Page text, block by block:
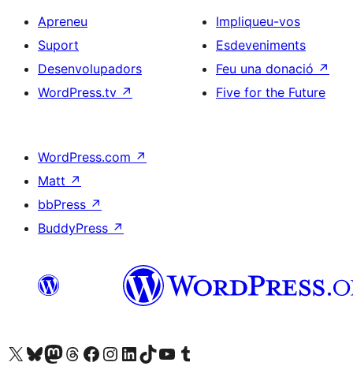
Apreneu
Suport
Desenvolupadors
WordPress.tv ↗
Impliqueu-vos
Esdeveniments
Feu una donació ↗
Five for the Future
WordPress.com ↗
Matt ↗
bbPress ↗
BuddyPress ↗
Visiteu el nostre compte X (abans Twitter)
Visiteu el nostre compte de Bluesky
Visiteu el nostre compte al Mastodon
Visiteu el nostre compte de Threads
Visiteu la nostra pàgina al Facebook
Visiteu el nostre compte d'Instagram
Visiteu el nostre compte de LinkedIn
Visiteu el nostre compte de TikTok
Visiteu el nostre canal al YouTube
Visiteu el nostre compte de Tumblr